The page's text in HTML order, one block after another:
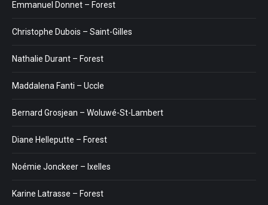
Emmanuel Donnet – Forest
Christophe Dubois – Saint-Gilles
Nathalie Durant – Forest
Maddalena Fanti – Uccle
Bernard Grosjean – Woluwé-St-Lambert
Diane Helleputte – Forest
Noémie Jonckeer – Ixelles
Karine Latrasse – Forest